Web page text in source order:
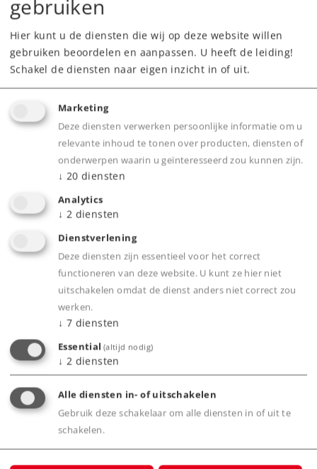
279,00 € Adviesprijs
Leverbaar vanaf fabriek.
Webwinkel
Dealer zoeken
Downloads
Onderdelen bestellen
Highlights
Uiterst gedetailleerd model.
Klokanker motor.
Warm-witte/rode frontseinen met led's.
gebruiken
Hier kunt u de diensten die wij op deze website willen
gebruiken beoordelen en aanpassen. U heeft de leiding!
Schakel de diensten naar eigen inzicht in of uit.
Marketing
Deze diensten verwerken persoonlijke informatie om u
relevante inhoud te tonen over producten, diensten of
onderwerpen waarin u geïnteresseerd zou kunnen zijn.
↓ 20 diensten
Analytics
↓ 2 diensten
Dienstverlening
Deze diensten zijn essentieel voor het correct
functioneren van deze website. U kunt ze hier niet
uitschakelen omdat de dienst anders niet correct zou
werken.
↓ 7 diensten
Essential (altijd nodig)
↓ 2 diensten
Alle diensten in- of uitschakelen
Gebruik deze schakelaar om alle diensten in of uit te
schakelen.